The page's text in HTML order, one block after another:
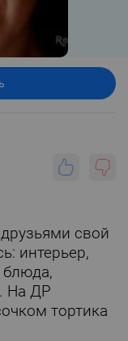
свой
интерьер,
блюда,
На ДР
тортика